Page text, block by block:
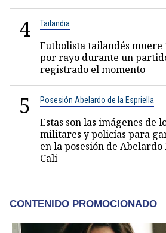
4 Tailandia
Futbolista tailandés
por rayo durante un
registrado el momento
5 Posesión Abelardo de la Espriella
Estas son las imágenes de
militares y policías para
en la posesión de
Cali